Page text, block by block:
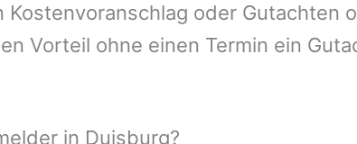
oder
Vorteil ohne einen Termin ein
in Duisburg?